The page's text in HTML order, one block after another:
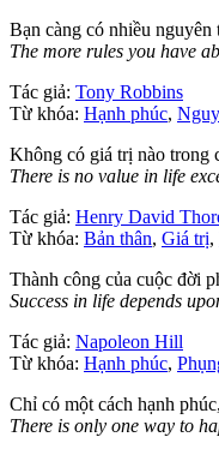
Bạn càng có nhiều nguyên
The more rules you have
Tác giả: Tony Robbins
Từ khóa: Hạnh phúc,
Không có giá trị nào trong
There is no value in life
Tác giả: Henry David
Từ khóa: Bản thân, Giá trị,
Thành công của cuộc đời
Success in life depends
Tác giả: Napoleon Hill
Từ khóa: Hạnh phúc,
Chỉ có một cách hạnh
There is only one way to